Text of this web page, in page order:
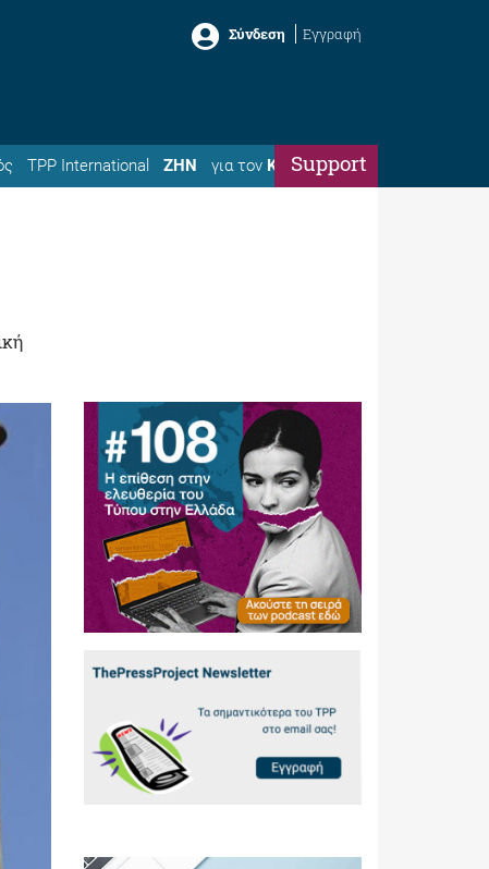
Σύνδεση Εγγραφή
TPP International ΖΗΝ για τον ΚώσταSupport